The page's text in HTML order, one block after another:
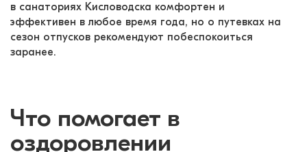
в санаториях Кисловодска комфортен и
эффективен в любое время года, но о путевках на
сезон отпусков рекомендуют побеспокоиться
заранее.
Что помогает в
оздоровлении